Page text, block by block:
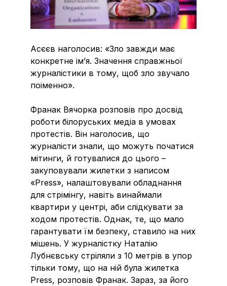
Асєєв наголосив: «Зло завжди має
конкретне ім’я. Значення справжньої
журналістики в тому, щоб зло звучало
поіменно».
Франак Вячорка розповів про досвід
роботи білоруських медіа в умовах
протестів. Він наголосив, що
журналісти знали, що можуть початися
мітинги, й готувалися до цього –
закуповували жилетки з написом
«Press», налаштовували обладнання
для стрімінгу, навіть винаймали
квартири у центрі, аби слідкувати за
ходом протестів. Однак, те, що мало
гарантувати їм безпеку, ставило на них
мішень. У журналістку Наталію
Лубнєвську стріляли з 10 метрів в упор
тільки тому, що на ній була жилетка
Press, розповів Франак. Зараз, за його